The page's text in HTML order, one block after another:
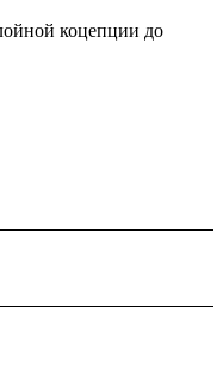
коцепции до